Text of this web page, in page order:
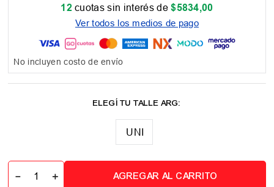
12 cuotas sin interés de$5834,00
Ver todos los medios de pago
No incluyen costo de envío
UNI
＋
－ AGREGAR AL CARRITO